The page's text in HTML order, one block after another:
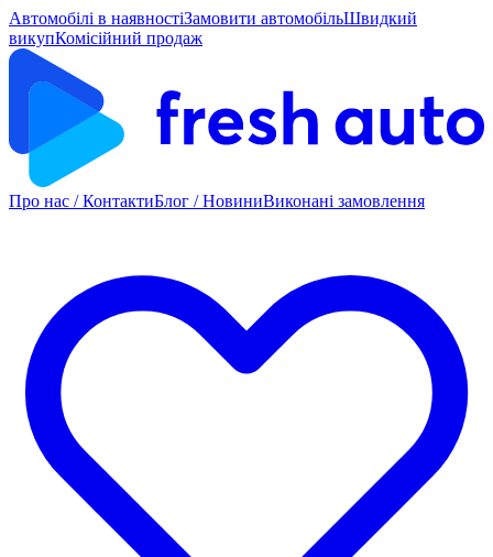
Автомобілі в наявностіЗамовити автомобільШвидкий
викупКомісійний продаж
Про нас / КонтактиБлог / НовиниВиконані замовлення